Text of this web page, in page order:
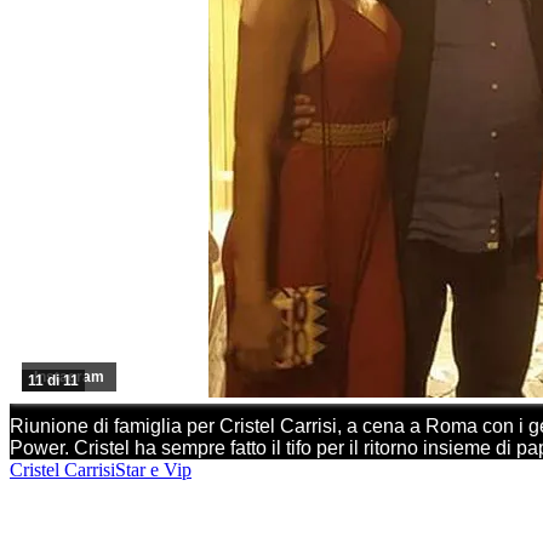
Instagram
11 di 11
Riunione di famiglia per Cristel Carrisi, a cena a Roma con i
Power. Cristel ha sempre fatto il tifo per il ritorno insieme di
Cristel CarrisiStar e Vip